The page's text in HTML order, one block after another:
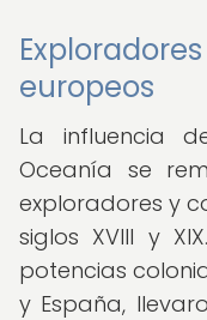
europeos
La influencia
Oceanía se
exploradores y
siglos XVIII y
potencias
y España,